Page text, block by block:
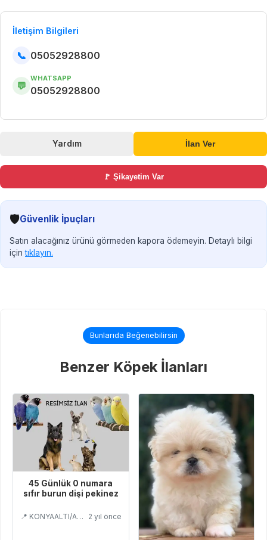
İletişim Bilgileri
📞 05052928800
💬
WHATSAPP
05052928800
Yardım İlan Ver
🚩 Şikayetim Var
🛡️Güvenlik İpuçları
Satın alacağınız ürünü görmeden kapora ödemeyin. Detaylı bilgi
içintıklayın.
Bunlarıda Beğenebilirsin
Benzer Köpek İlanları
45 Günlük 0 numara
sıfır burun dişi pekinez
📍 KONYAALTI/ANTALYA 2 yıl önce